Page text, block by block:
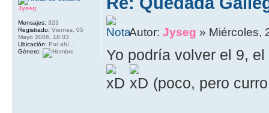
Autor:Jyseg » Miércoles,
Yo podría volver el 9,
(poco, pero
Jyseg
Mensajes: 323
Registrado: Viernes, 05
Mayo 2006, 18:03
Ubicación: Por ahí...
Género: